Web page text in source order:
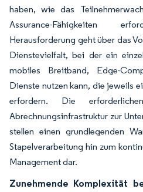
haben, wie das
Assurance-Fähigkeiten
Herausforderung geht über das
Dienstevielfalt, bei der ein
mobiles Breitband, Edge-
Dienste nutzen kann, die jeweils
erfordern. Die
Abrechnungsinfrastruktur zur
stellen einen grundlegenden
Stapelverarbeitung hin zum
Management dar.
Zunehmende Komplexität